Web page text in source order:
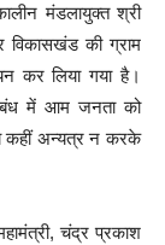
मंडलायुक्त श्री
विकासखंड की ग्राम
कर लिया गया है।
में आम जनता को
कहीं अन्यत्र न करके
चंद्र प्रकाश